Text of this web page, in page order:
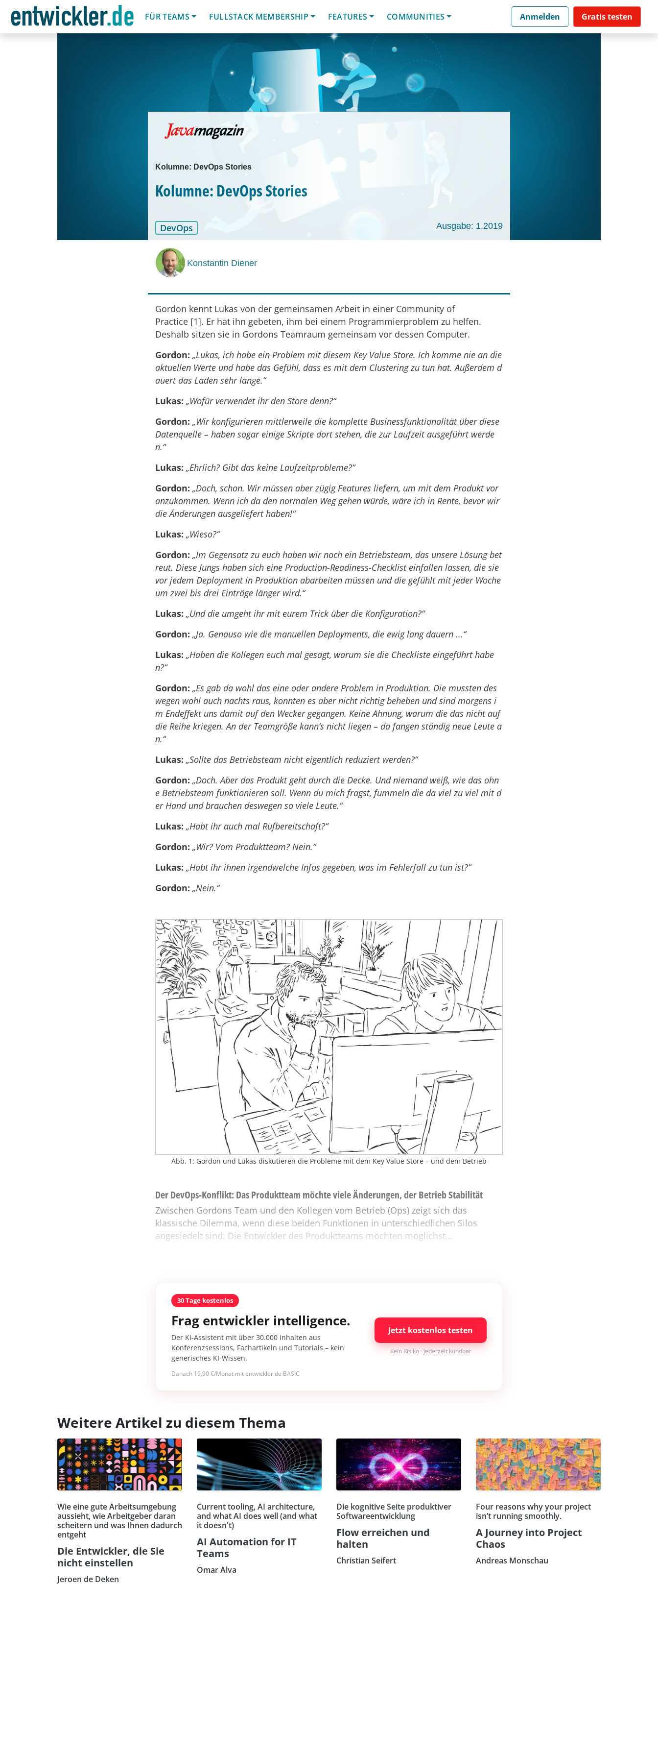
FÜR TEAMS
FULLSTACK MEMBERSHIP FEATURES COMMUNITIES Anmelden Gratis testen
Kolumne: DevOps Stories
Kolumne: DevOps Stories
DevOps Ausgabe: 1.2019
Konstantin Diener
Gordon kennt Lukas von der gemeinsamen Arbeit in einer Community of
Practice [1]. Er hat ihn gebeten, ihm bei einem Programmierproblem zu helfen.
Deshalb sitzen sie in Gordons Teamraum gemeinsam vor dessen Computer.
Gordon: „Lukas, ich habe ein Problem mit diesem Key Value Store. Ich komme nie an die
aktuellen Werte und habe das Gefühl, dass es mit dem Clustering zu tun hat. Außerdem d
auert das Laden sehr lange.“
Lukas: „Wofür verwendet ihr den Store denn?“
Gordon: „Wir konfigurieren mittlerweile die komplette Businessfunktionalität über diese
Datenquelle – haben sogar einige Skripte dort stehen, die zur Laufzeit ausgeführt werde
n.“
Lukas: „Ehrlich? Gibt das keine Laufzeitprobleme?“
Gordon: „Doch, schon. Wir müssen aber zügig Features liefern, um mit dem Produkt vor
anzukommen. Wenn ich da den normalen Weg gehen würde, wäre ich in Rente, bevor wir
die Änderungen ausgeliefert haben!“
Lukas: „Wieso?“
Gordon: „Im Gegensatz zu euch haben wir noch ein Betriebsteam, das unsere Lösung bet
reut. Diese Jungs haben sich eine Production-Readiness-Checklist einfallen lassen, die sie
vor jedem Deployment in Produktion abarbeiten müssen und die gefühlt mit jeder Woche
um zwei bis drei Einträge länger wird.“
Lukas: „Und die umgeht ihr mit eurem Trick über die Konfiguration?“
Gordon: „Ja. Genauso wie die manuellen Deployments, die ewig lang dauern ...“
Lukas: „Haben die Kollegen euch mal gesagt, warum sie die Checkliste eingeführt habe
n?“
Gordon: „Es gab da wohl das eine oder andere Problem in Produktion. Die mussten des
wegen wohl auch nachts raus, konnten es aber nicht richtig beheben und sind morgens i
m Endeffekt uns damit auf den Wecker gegangen. Keine Ahnung, warum die das nicht auf
die Reihe kriegen. An der Teamgröße kann’s nicht liegen – da fangen ständig neue Leute a
n.“
Lukas: „Sollte das Betriebsteam nicht eigentlich reduziert werden?“
Gordon: „Doch. Aber das Produkt geht durch die Decke. Und niemand weiß, wie das ohn
e Betriebsteam funktionieren soll. Wenn du mich fragst, fummeln die da viel zu viel mit d
er Hand und brauchen deswegen so viele Leute.“
Lukas: „Habt ihr auch mal Rufbereitschaft?“
Gordon: „Wir? Vom Produktteam? Nein.“
Lukas: „Habt ihr ihnen irgendwelche Infos gegeben, was im Fehlerfall zu tun ist?“
Gordon: „Nein.“
Abb. 1: Gordon und Lukas diskutieren die Probleme mit dem Key Value Store – und dem Betrieb
Der DevOps-Konflikt: Das Produktteam möchte viele Änderungen, der Betrieb Stabilität
Zwischen Gordons Team und den Kollegen vom Betrieb (Ops) zeigt sich das
klassische Dilemma, wenn diese beiden Funktionen in unterschiedlichen Silos
angesiedelt sind: Die Entwickler des Produktteams möchten möglichst...
30 Tage kostenlos
Frag entwickler intelligence.
Der KI-Assistent mit über 30.000 Inhalten aus
Konferenzsessions, Fachartikeln und Tutorials – kein
generisches KI-Wissen.
Danach 19,90 €/Monat mit entwickler.de BASIC
Jetzt kostenlos testen
Kein Risiko · jederzeit kündbar
Weitere Artikel zu diesem Thema
Wie eine gute Arbeitsumgebung
aussieht, wie Arbeitgeber daran
scheitern und was Ihnen dadurch
entgeht
Die Entwickler, die Sie
nicht einstellen
Jeroen de Deken
Current tooling, AI architecture,
and what AI does well (and what
it doesn't)
AI Automation for IT
Teams
Omar Alva
Die kognitive Seite produktiver
Softwareentwicklung
Flow erreichen und
halten
Christian Seifert
Four reasons why your project
isn’t running smoothly.
A Journey into Project
Chaos
Andreas Monschau